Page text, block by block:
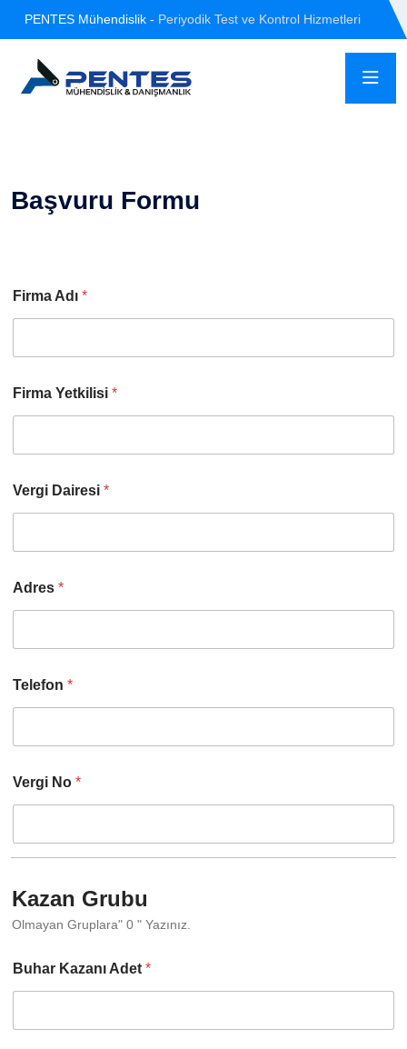
PENTES Mühendislik - Periyodik Test ve Kontrol Hizmetleri
Başvuru Formu
Firma Adı *
Firma Yetkilisi *
Vergi Dairesi *
Adres *
Telefon *
Vergi No *
Kazan Grubu
Olmayan Gruplara" 0 " Yazınız.
Buhar Kazanı Adet *